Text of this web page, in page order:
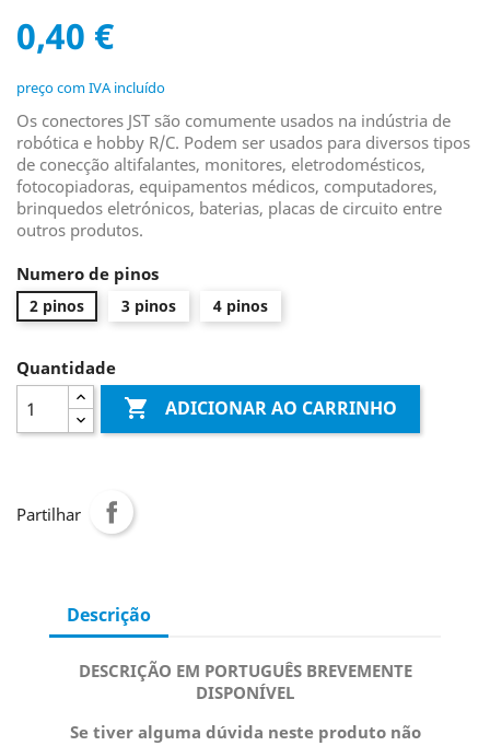
0,40 €
preço com IVA incluído
Os conectores JST são comumente usados na indústria de
robótica e hobby R/C. Podem ser usados para diversos tipos
de conecção altifalantes, monitores, eletrodomésticos,
fotocopiadoras, equipamentos médicos, computadores,
brinquedos eletrónicos, baterias, placas de circuito entre
outros produtos.
Numero de pinos
2 pinos 3 pinos 4 pinos
Quantidade
 ADICIONAR AO CARRINHO
Partilhar
Descrição
DESCRIÇÃO EM PORTUGUÊS BREVEMENTE
DISPONÍVEL
Se tiver alguma dúvida neste produto não